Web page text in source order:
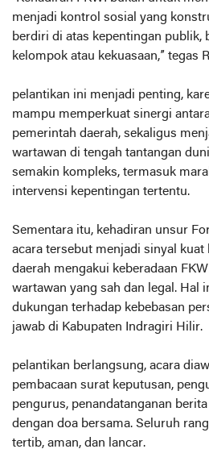
menjadi kontrol sosial yang
berdiri di atas kepentingan publik,
kelompok atau kekuasaan,” tegas
pelantikan ini menjadi penting,
mampu memperkuat sinergi
pemerintah daerah, sekaligus
wartawan di tengah tantangan
semakin kompleks, termasuk
intervensi kepentingan tertentu.
Sementara itu, kehadiran unsur
acara tersebut menjadi sinyal kuat
daerah mengakui keberadaan
wartawan yang sah dan legal. Hal
dukungan terhadap kebebasan
jawab di Kabupaten Indragiri Hilir.
pelantikan berlangsung, acara
pembacaan surat keputusan,
pengurus, penandatanganan
dengan doa bersama. Seluruh
tertib, aman, dan lancar.